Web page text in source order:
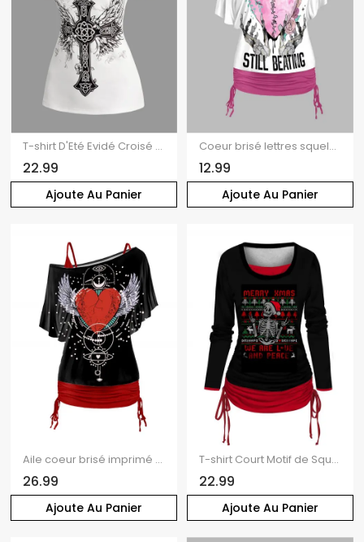
Ajoute Au Panier
T-shirt D'Eté Evidé Croisé Imprimé à Manches Courtes à Lacets
22.99
Ajoute Au Panier
Coeur brisé lettres squelette mains imprimé Rose épaule Oblique t-shirt et cinché V bracelet Spaghetti ensemble deux pièces
12.99
Ajoute Au Panier
Aile coeur brisé imprimé géométrique épaule Oblique t-shirt et col V cintré sangle Spaghetti ensemble deux pièces
26.99
Ajoute Au Panier
T-shirt Court Motif de Squelette Arbre de Noël en Blocs de Couleurs à Manches Longues Fausse Deux Pièces
22.99